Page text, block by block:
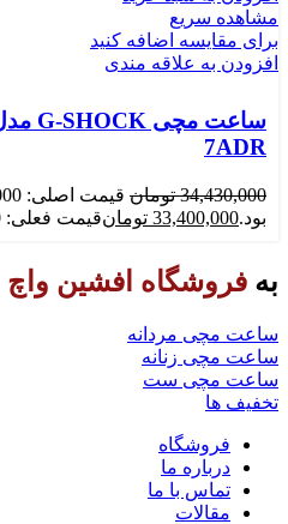
مشاهده سریع
برای مقایسه اضافه کنید
افزودن به علاقه مندی
7ADR
34,430,000 تومان
بود.33,400,000 تومانقیمت فعلی: 33,400,000 تومان.
به فروشگاه افشین واچ
ساعت مچی مردانه
ساعت مچی زنانه
ساعت مچی ست
تخفیف ها
فروشگاه
درباره ما
تماس با ما
مقالات